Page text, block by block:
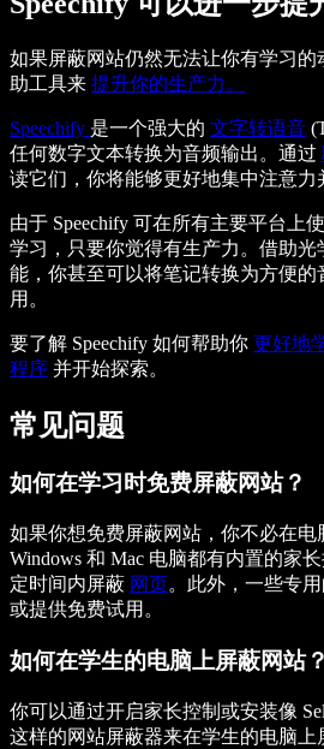
如果屏蔽网站仍然无法让你有学习
助工具来 提升你的生产力。
Speechify 是一个强大的 文字转语音
任何数字文本转换为音频输出。通过
读它们，你将能够更好地集中注意力
由于 Speechify 可在所有主要平台上
学习，只要你觉得有生产力。借助光
能，你甚至可以将笔记转换为方便的
用。
要了解 Speechify 如何帮助你 更好地
程序 并开始探索。
常见问题
如何在学习时免费屏蔽网站？
如果你想免费屏蔽网站，你不必在电
Windows 和 Mac 电脑都有内置的家
定时间内屏蔽 网页。此外，一些专
或提供免费试用。
如何在学生的电脑上屏蔽网站？
你可以通过开启家长控制或安装像
这样的网站屏蔽器来在学生的电脑上